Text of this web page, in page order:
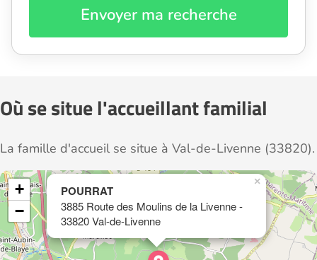
Envoyer ma recherche
Où se situe l'accueillant familial
La famille d'accueil se situe à Val-de-Livenne (33820).
POURRAT
3885 Route des Moulins de la Livenne -
33820 Val-de-Livenne
×
+
−